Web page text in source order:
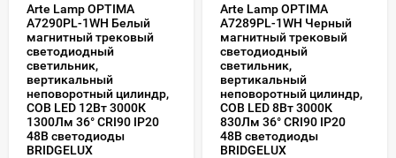
Arte Lamp OPTIMA
A7290PL-1WH Белый
магнитный трековый
светодиодный
светильник,
вертикальный
неповоротный цилиндр,
COB LED 12Вт 3000К
1300Лм 36° CRI90 IP20
48В светодиоды
BRIDGELUX
Arte Lamp OPTIMA
A7289PL-1WH Черный
магнитный трековый
светодиодный
светильник,
вертикальный
неповоротный цилиндр,
COB LED 8Вт 3000К
830Лм 36° CRI90 IP20
48В светодиоды
BRIDGELUX